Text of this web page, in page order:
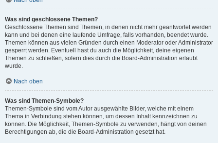
Was sind geschlossene Themen?
Geschlossene Themen sind Themen, in denen nicht mehr geantwortet werden
kann und bei denen eine laufende Umfrage, falls vorhanden, beendet wurde.
Themen können aus vielen Gründen durch einen Moderator oder Administrator
gesperrt werden. Eventuell hast du auch die Möglichkeit, deine eigenen
Themen zu schließen, sofern dies durch die Board-Administration erlaubt
wurde.
Nach oben
Was sind Themen-Symbole?
Themen-Symbole sind vom Autor ausgewählte Bilder, welche mit einem
Thema in Verbindung stehen können, um dessen Inhalt kennzeichnen zu
können. Die Möglichkeit, Themen-Symbole zu verwenden, hängt von deinen
Berechtigungen ab, die die Board-Administration gesetzt hat.